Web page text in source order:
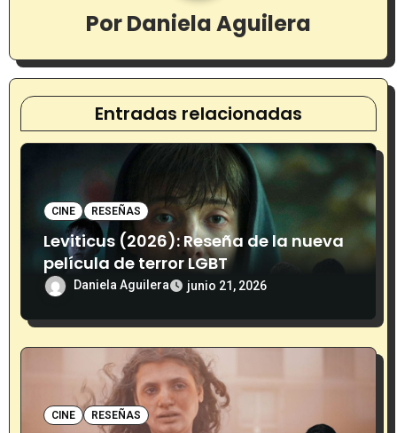
n
d
e
n
a
d
PorDaniela Aguilera
Entradas relacionadas
CINE RESEÑAS
Leviticus (2026): Reseña de la nueva
película de terror LGBT
Daniela Aguilera junio 21, 2026
CINE RESEÑAS